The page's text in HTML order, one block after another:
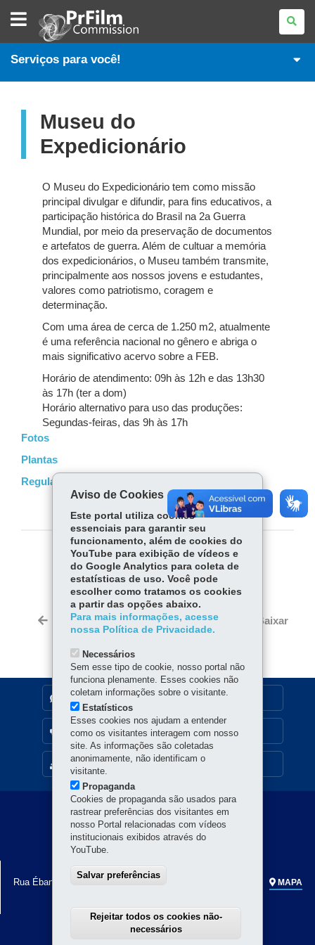
FILM
COMMISSION
Serviços para você!
Museu do
Expedicionário
O Museu do Expedicionário tem como missão
principal divulgar e difundir, para fins educativos, a
participação histórica do Brasil na 2a Guerra
Mundial, por meio da preservação de documentos
e artefatos de guerra. Além de cultuar a memória
dos expedicionários, o Museu também transmite,
principalmente aos nossos jovens e estudantes,
valores como patriotismo, coragem e
determinação.
Com uma área de cerca de 1.250 m2, atualmente
é uma referência nacional no gênero e abriga o
mais significativo acervo sobre a FEB.
Horário de atendimento: 09h às 12h e das 13h30
às 17h (ter a dom)
Horário alternativo para uso das produções:
Segundas-feiras, das 9h às 17h
Fotos
Plantas
Regulamento de Uso do Espaço
COMPARTILHE:
Fa
ce
bo
ok
Tw
itt
W
ts
Ap
Voltar Início Imprimir Baixar
MAPA DO SITE
DENUNCIE CORRUPÇÃO
OUVIDORIA
Navegação
principal
SECRETARIA DA CULTURA
Rua Ébano Pereira, 240 - Centro-80.410-240 MAPA
Aviso de Cookies
Este portal utiliza cookies
essenciais para garantir seu
funcionamento, além de cookies do
YouTube para exibição de vídeos e
do Google Analytics para coleta de
estatísticas de uso. Você pode
escolher como tratamos os cookies
a partir das opções abaixo.
Para mais informações, acesse
nossa Política de Privacidade.
Necessários
Sem esse tipo de cookie, nosso portal não
funciona plenamente. Esses cookies não
coletam informações sobre o visitante.
Estatísticos
Esses cookies nos ajudam a entender
como os visitantes interagem com nosso
site. As informações são coletadas
anonimamente, não identificam o
visitante.
Propaganda
Cookies de propaganda são usados para
rastrear preferências dos visitantes em
nosso Portal relacionadas com vídeos
institucionais exibidos através do
YouTube.
Salvar preferências
Rejeitar todos os cookies não-
necessários